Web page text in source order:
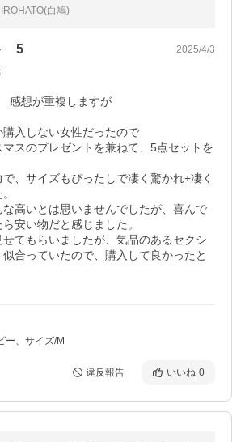
白鳩)
5 2025/4/3
感想が重複しますが
入しない女性だったので
スのプレゼントを兼ねて、5点セットを
、サイズもぴったしで凄く驚かれ+凄く
高いとは思いませんでしたが、喜んで
安い物だと感じました。
てもらいましたが、気品のあるセクシ
合っていたので、購入して良かったと
ー、サイズ/M
違反報告 いいね 0